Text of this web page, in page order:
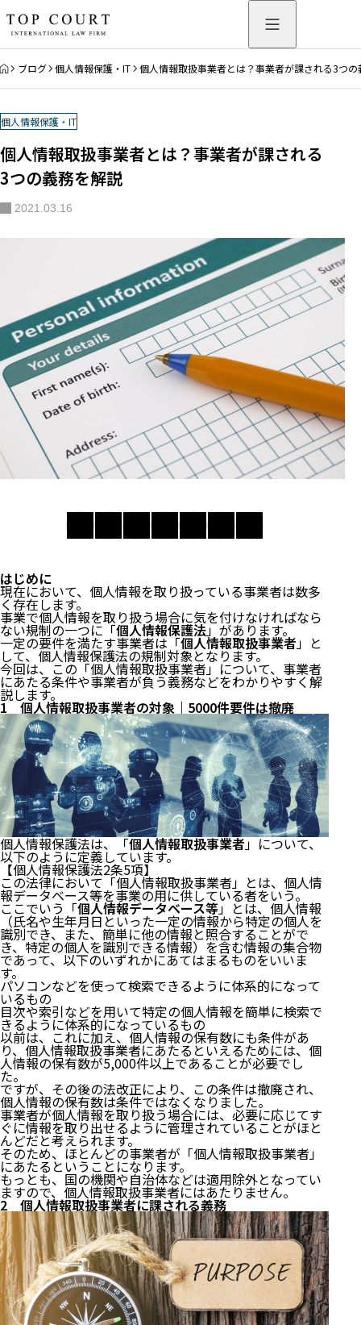
HOME
ブログ 個人情報保護・IT 個人情報取扱事業者とは？事業者が課される3つ
個人情報保護・IT
個人情報取扱事業者とは？事業者が課される
3つの義務を解説
2021.03.16
はじめに
現在において、個人情報を取り扱っている事業者は数多
く存在します。
事業で個人情報を取り扱う場合に気を付けなければなら
ない規制の一つに「個人情報保護法」があります。
一定の要件を満たす事業者は「個人情報取扱事業者」と
して、個人情報保護法の規制対象となります。
今回は、この「個人情報取扱事業者」について、事業者
にあたる条件や事業者が負う義務などをわかりやすく解
説します。
1 個人情報取扱事業者の対象｜5000件要件は撤廃
個人情報保護法は、「個人情報取扱事業者」について、
以下のように定義しています。
【個人情報保護法2条5項】
この法律において「個人情報取扱事業者」とは、個人情
報データベース等を事業の用に供している者をいう。
ここでいう「個人情報データベース等」とは、個人情報
（氏名や生年月日といった一定の情報から特定の個人を
識別でき、また、簡単に他の情報と照合することがで
き、特定の個人を識別できる情報）を含む情報の集合物
であって、以下のいずれかにあてはまるものをいいま
す。
パソコンなどを使って検索できるように体系的になって
いるもの
目次や索引などを用いて特定の個人情報を簡単に検索で
きるように体系的になっているもの
以前は、これに加え、個人情報の保有数にも条件があ
り、個人情報取扱事業者にあたるといえるためには、個
人情報の保有数が5,000件以上であることが必要でし
た。
ですが、その後の法改正により、この条件は撤廃され、
個人情報の保有数は条件ではなくなりました。
事業者が個人情報を取り扱う場合には、必要に応じてす
ぐに情報を取り出せるように管理されていることがほと
んどだと考えられます。
そのため、ほとんどの事業者が「個人情報取扱事業者」
にあたるということになります。
もっとも、国の機関や自治体などは適用除外となってい
ますので、個人情報取扱事業者にはあたりません。
2 個人情報取扱事業者に課される義務